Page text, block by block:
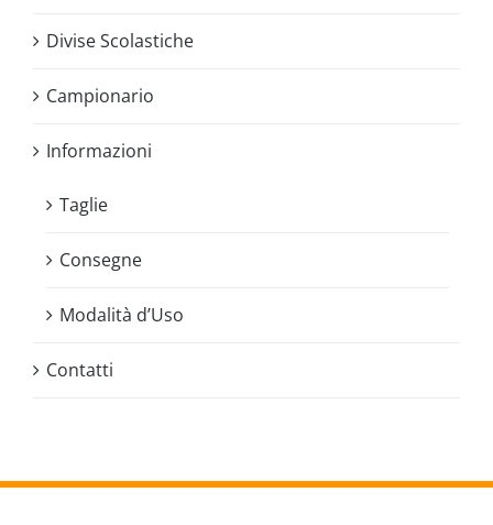
Divise Scolastiche
Campionario
Informazioni
Taglie
Consegne
Modalità d’Uso
Contatti